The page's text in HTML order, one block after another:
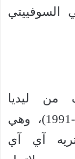
من ليديا
إيزاكوفنا برودسكايا (1910-1991)، وهي
آي آي